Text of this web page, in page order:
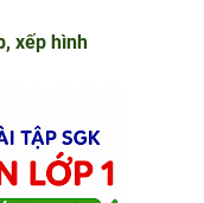
xếp hình